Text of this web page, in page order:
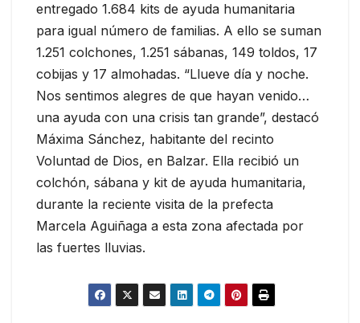
entregado 1.684 kits de ayuda humanitaria
para igual número de familias. A ello se suman
1.251 colchones, 1.251 sábanas, 149 toldos, 17
cobijas y 17 almohadas. “Llueve día y noche.
Nos sentimos alegres de que hayan venido…
una ayuda con una crisis tan grande”, destacó
Máxima Sánchez, habitante del recinto
Voluntad de Dios, en Balzar. Ella recibió un
colchón, sábana y kit de ayuda humanitaria,
durante la reciente visita de la prefecta
Marcela Aguiñaga a esta zona afectada por
las fuertes lluvias.